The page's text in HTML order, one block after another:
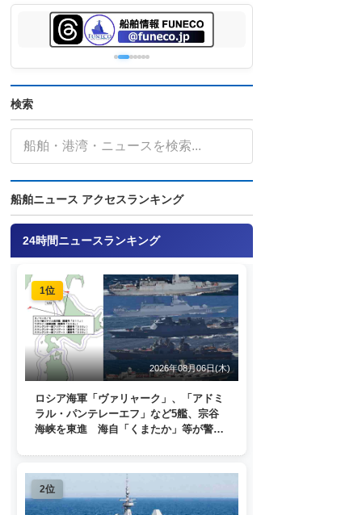
検索
船舶ニュース アクセスランキング
24時間ニュースランキング
1位
2026年08月06日(木)
ロシア海軍「ヴァリャーク」、「アドミ
ラル・パンテレーエフ」など5艦、宗谷
海峡を東進 海自「くまたか」等が警戒
2位